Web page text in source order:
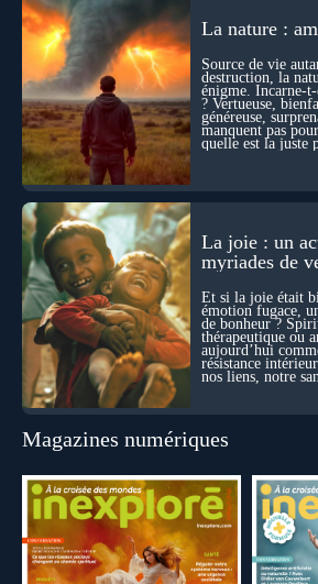
explorations du cosmos, présence
durant ses sorties, protocoles
sensation étrange d’être relié à bien plus
! Sommes-nous à l’aube d’une
Sans doute. Mais encore faut-il accepter
territoires avec lucidité, et rigueur…
La nature :
Source de vie
destruction, la
énigme. Incarne-
? Vertueuse,
généreuse,
manquent pas
quelle est la juste
La joie : un
myriades de
Et si la joie était
émotion fugace,
de bonheur ?
thérapeutique ou
aujourd’hui
résistance
nos liens, notre
Magazines numériques